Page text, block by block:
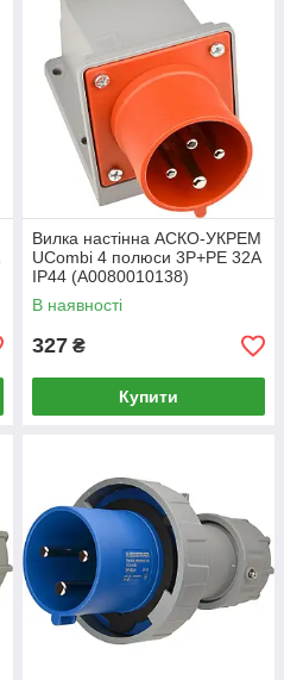
Вилка настінна АСКО-УКРЕМ
UСombi 4 полюси 3P+PE 32A
IP44 (A0080010138)
В наявності
327 ₴
Купити